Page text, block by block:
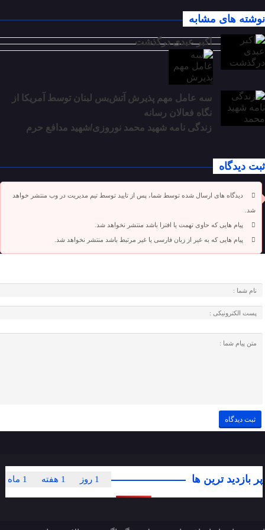
نوشته های مشابه
اکبر عبدی درگذشت
سه عامل مهم پذیرش آتش‌بس لبنان توسط آمریکا از
نگاه فعالان رسانه
زندگی نامه شهید محمد نوروزی/شهید مدافع حرم
ثبت دیدگاه
دیدگاه های ارسال شده توسط شما، پس از تایید توسط تیم مدیریت در وب منتشر خواهد
شد.
پیام هایی که حاوی تهمت یا افترا باشد منتشر نخواهد شد.
پیام هایی که به غیر از زبان فارسی یا غیر مرتبط باشد منتشر نخواهد شد.
پر بازدید ترین ها 1 ماه 1 هفته 1 روز